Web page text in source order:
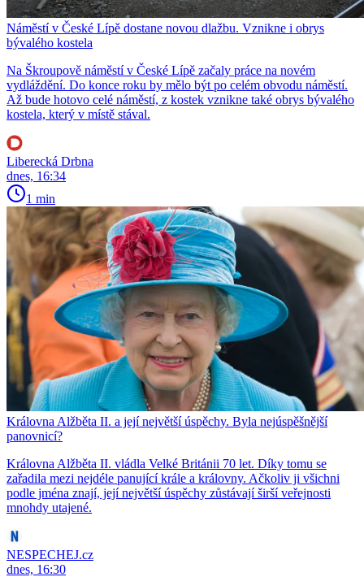
Náměstí v České Lípě dostane novou dlažbu. Vznikne i obrys
bývalého kostela
Na Škroupově náměstí v České Lípě začaly práce na novém
vydláždění. Do konce roku by mělo být po celém obvodu náměstí.
Až bude hotovo celé náměstí, z kostek vznikne také obrys bývalého
kostela, který v místě stával.
Liberecká Drbna
dnes, 16:34
1 min
Královna Alžběta II. a její největší úspěchy. Byla nejúspěšnější
panovnicí?
Královna Alžběta II. vládla Velké Británii 70 let. Díky tomu se
zařadila mezi nejdéle panující krále a královny. Ačkoliv ji všichni
podle jména znají, její největší úspěchy zůstávají širší veřejnosti
mnohdy utajené.
NESPECHEJ.cz
dnes, 16:30